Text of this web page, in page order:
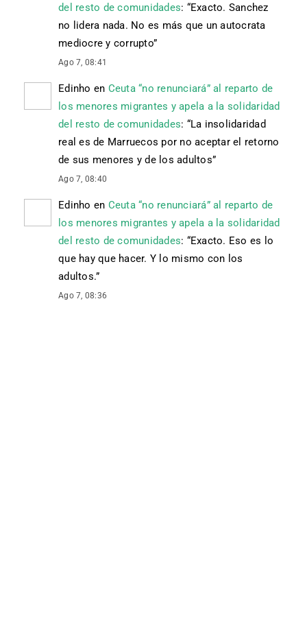
del resto de comunidades: “Exacto. Sanchez
no lidera nada. No es más que un autocrata
mediocre y corrupto”
Ago 7, 08:41
Edinho en Ceuta “no renunciará” al reparto de
los menores migrantes y apela a la solidaridad
del resto de comunidades: “La insolidaridad
real es de Marruecos por no aceptar el retorno
de sus menores y de los adultos”
Ago 7, 08:40
Edinho en Ceuta “no renunciará” al reparto de
los menores migrantes y apela a la solidaridad
del resto de comunidades: “Exacto. Eso es lo
que hay que hacer. Y lo mismo con los
adultos.”
Ago 7, 08:36